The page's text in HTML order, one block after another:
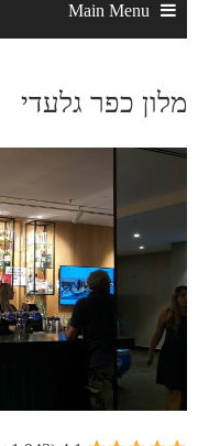
Main Menu
מלון כפר גלעדי